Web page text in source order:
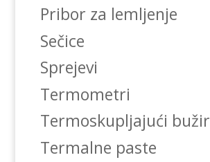
Pribor za lemljenje
Sečice
Sprejevi
Termometri
Termoskupljajući bužir
Termalne paste